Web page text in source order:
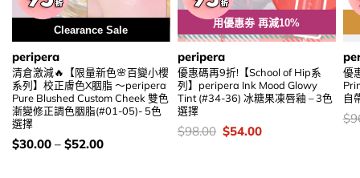
Clearance Sale
peripera
清倉激減🔥【限量新色🌸百變小櫻
系列】校正膚色X胭脂 ～peripera
Pure Blushed Custom Cheek 雙色
漸變修正調色胭脂(#01-05)- 5色
選擇
價
錢：
$30.00– $52.00
用優惠劵 再減10%
peripera
優惠碼再9折!【School of Hip系
列】peripera Ink Mood Glowy
Tint (#34-36) 冰糖果凍唇釉 – 3色
選擇
價
錢：
$98.00 Original
price
$54.00Current
優
自
價
錢
$